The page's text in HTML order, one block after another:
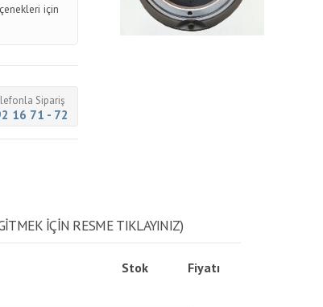
için
Sipariş
16 71 - 72
IÇIN RESME TIKLAYINIZ)
Stok Fiyatı